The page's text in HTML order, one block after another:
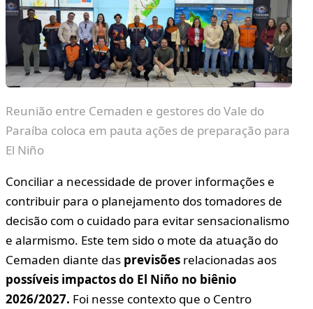
Reunião entre Cemaden e gestores do Vale do
Paraíba coloca em pauta ações de preparação para
El Niño
Conciliar a necessidade de prover informações e
contribuir para o planejamento dos tomadores de
decisão com o cuidado para evitar sensacionalismo
e alarmismo. Este tem sido o mote da atuação do
Cemaden diante das previsões relacionadas aos
possíveis impactos do El Niño no biênio
2026/2027. Foi nesse contexto que o Centro